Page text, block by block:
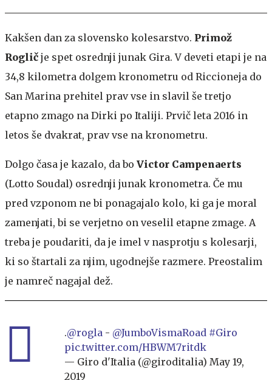
Kakšen dan za slovensko kolesarstvo. Primož
Roglič je spet osrednji junak Gira. V deveti etapi je na
34,8 kilometra dolgem kronometru od Riccioneja do
San Marina prehitel prav vse in slavil še tretjo
etapno zmago na Dirki po Italiji. Prvič leta 2016 in
letos še dvakrat, prav vse na kronometru.
Dolgo časa je kazalo, da bo Victor Campenaerts
(Lotto Soudal) osrednji junak kronometra. Če mu
pred vzponom ne bi ponagajalo kolo, ki ga je moral
zamenjati, bi se verjetno on veselil etapne zmage. A
treba je poudariti, da je imel v nasprotju s kolesarji,
ki so štartali za njim, ugodnejše razmere. Preostalim
je namreč nagajal dež.
.@rogla - @JumboVismaRoad #Giro
pic.twitter.com/HBWM7ritdk
— Giro d'Italia (@giroditalia) May 19,
2019